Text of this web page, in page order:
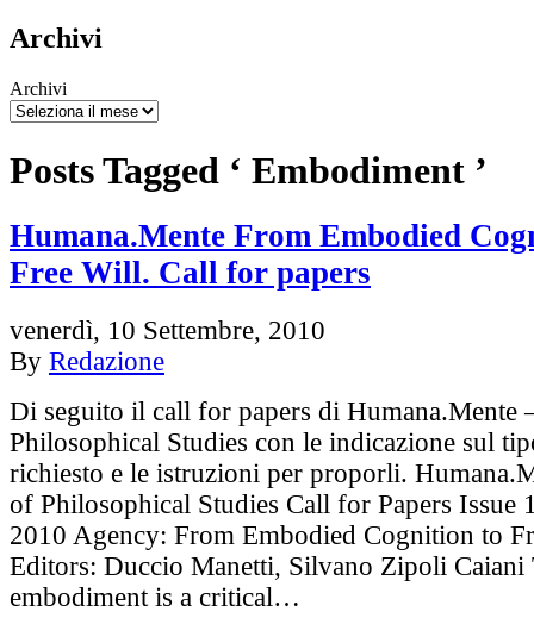
Archivi
Archivi
Posts Tagged ‘ Embodiment ’
Humana.Mente From Embodied
Free Will. Call for papers
venerdì, 10 Settembre, 2010
By Redazione
Di seguito il call for papers di Humana.Mente
Philosophical Studies con le indicazione sul
richiesto e le istruzioni per proporli.
of Philosophical Studies Call for Papers Issue
2010 Agency: From Embodied Cognition to
Editors: Duccio Manetti, Silvano Zipoli Caiani
embodiment is a critical…